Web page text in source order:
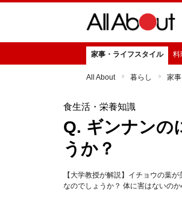
家事・ライフスタイル 料
All About 暮らし 家
食生活・栄養知識
Q. ギンナンの
うか？
【大学教授が解説】イチョウの葉
なのでしょうか？ 体に害はないの